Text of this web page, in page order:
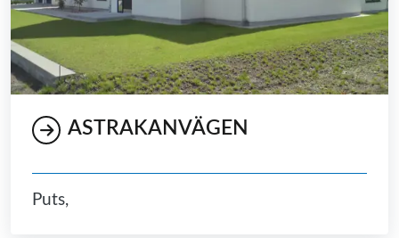
ASTRAKANVÄGEN
Puts,